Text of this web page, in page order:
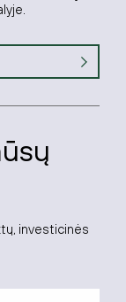
investicinės